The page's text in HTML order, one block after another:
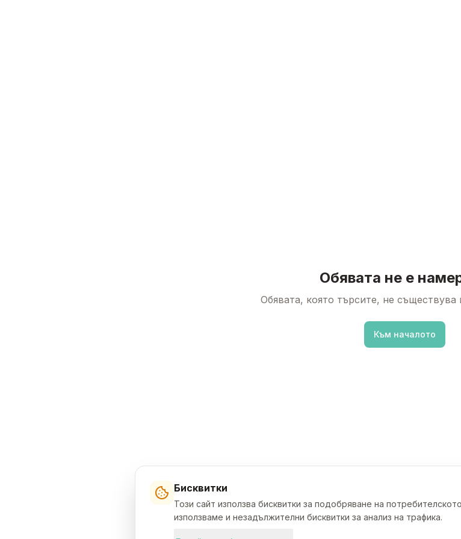
Обявата не е
Обявата, която търсите, не съществува
Към началото
Бисквитки
Този сайт използва бисквитки за подобряване на
използваме и незадължителни бисквитки за анализ на трафика.